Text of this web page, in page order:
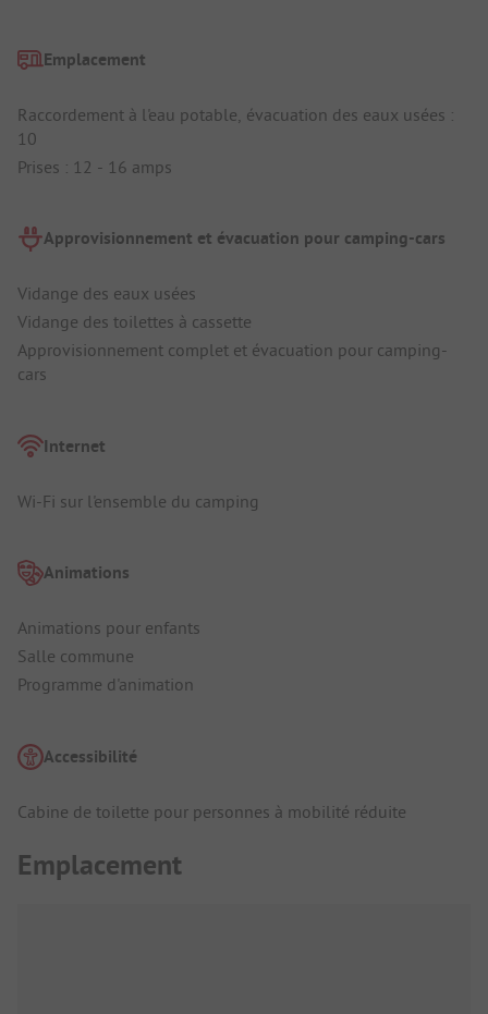
Emplacement
Raccordement à l'eau potable, évacuation des eaux usées :
10
Prises : 12 - 16 amps
Approvisionnement et évacuation pour camping-cars
Vidange des eaux usées
Vidange des toilettes à cassette
Approvisionnement complet et évacuation pour camping-
cars
Internet
Wi-Fi sur l'ensemble du camping
Animations
Animations pour enfants
Salle commune
Programme d'animation
Accessibilité
Cabine de toilette pour personnes à mobilité réduite
Emplacement